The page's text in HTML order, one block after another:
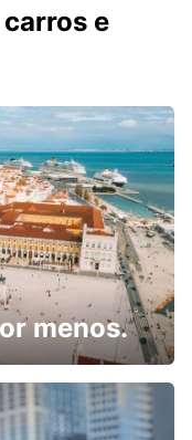
e
menos.